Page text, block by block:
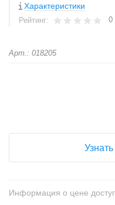
Характеристики
Рейтинг: 0
Арт.: 018205
Информация о цене